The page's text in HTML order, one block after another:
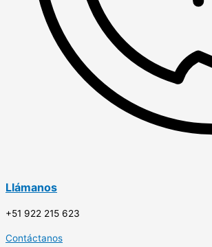
Llámanos
+51 922 215 623
Contáctanos